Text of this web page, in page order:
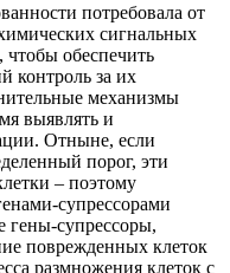
потребовала от
сигнальных
обеспечить
контроль за их
механизмы
выявлять и
Отныне, если
порог, эти
– поэтому
супрессорами
гены-супрессоры,
поврежденных клеток
размножения клеток с